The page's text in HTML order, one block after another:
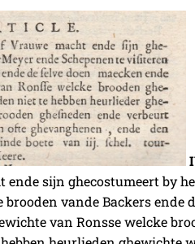
ende sijn ghecostumeert by
vande Backers ende
van Ronsse welcke